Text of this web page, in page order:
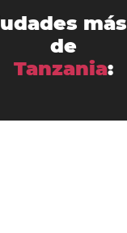
de
Tanzania: